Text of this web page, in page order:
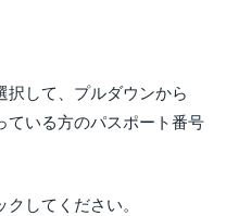
択して、プルダウンから
ている方のパスポート番号
してください。